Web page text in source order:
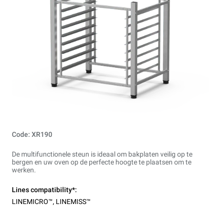
Code: XR190
De multifunctionele steun is ideaal om bakplaten veilig op te
bergen en uw oven op de perfecte hoogte te plaatsen om te
werken.
Lines compatibility*:
LINEMICRO™, LINEMISS™